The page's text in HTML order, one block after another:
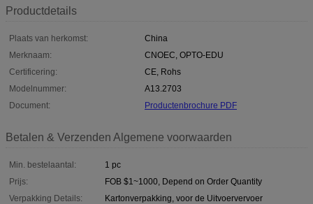
Productdetails
Plaats van herkomst:
China
Merknaam:
CNOEC, OPTO-EDU
Certificering:
CE, Rohs
Modelnummer:
A13.2703
Document:
Productenbrochure PDF
Betalen & Verzenden Algemene voorwaarden
Min. bestelaantal:
1 pc
Prijs:
FOB $1~1000, Depend on Order Quantity
Verpakking Details:
Kartonverpakking, voor de Uitvoervervoer